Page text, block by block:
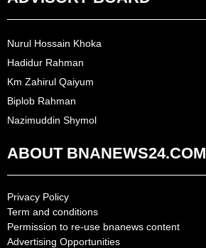
Nurul Hossain Khoka
Hadidur Rahman
Km Zahirul Qaiyum
Biplob Rahman
Nazimuddin Shymol
ABOUT BNANEWS24.COM
Privacy Policy
Term and conditions
Permission to re-use bnanews content
Advertising Opportunities